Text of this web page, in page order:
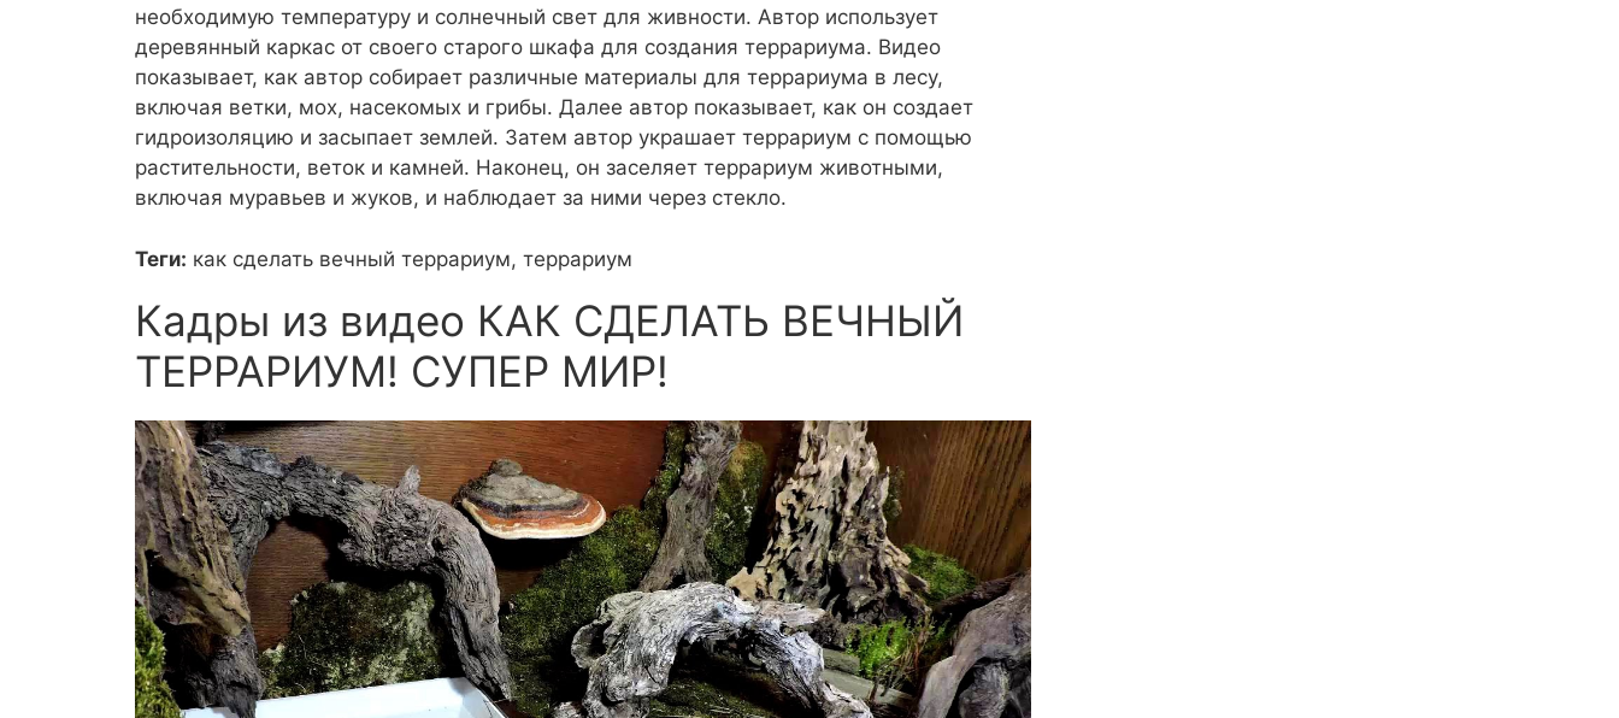
необходимую температуру и солнечный свет для живности. Автор использует
деревянный каркас от своего старого шкафа для создания террариума. Видео
показывает, как автор собирает различные материалы для террариума в лесу,
включая ветки, мох, насекомых и грибы. Далее автор показывает, как он создает
гидроизоляцию и засыпает землей. Затем автор украшает террариум с помощью
растительности, веток и камней. Наконец, он заселяет террариум животными,
включая муравьев и жуков, и наблюдает за ними через стекло.
Теги: как сделать вечный террариум, террариум
Кадры из видео КАК СДЕЛАТЬ ВЕЧНЫЙ
ТЕРРАРИУМ! СУПЕР МИР!